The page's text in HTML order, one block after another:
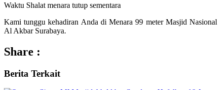
Waktu Shalat menara tutup sementara
Kami tunggu kehadiran Anda di Menara 99 meter Masjid Nasional
Al Akbar Surabaya.
Share :
Berita Terkait